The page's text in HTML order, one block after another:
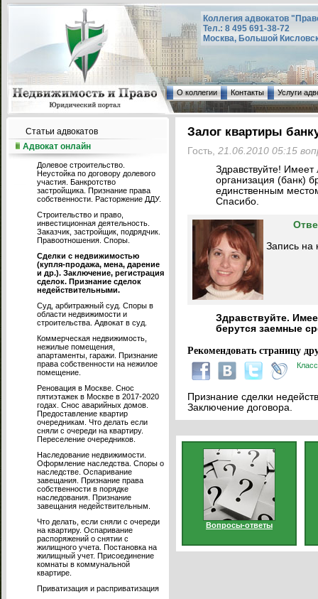
Коллегия адвокатов
Тел.: 8 495 691-38-72
Москва, Большой
О коллегии Контакты Услуги
Статьи адвокатов
Адвокат онлайн
Долевое строительство.
Неустойка по договору долевого
участия. Банкротство
застройщика. Признание права
собственности. Расторжение ДДУ.
Строительство и право,
инвестиционная деятельность.
Заказчик, застройщик, подрядчик.
Правоотношения. Споры.
Сделки с недвижимостью
(купля-продажа, мена, дарение
и др.). Заключение, регистрация
сделок. Признание сделок
недействительными.
Суд, арбитражный суд. Споры в
области недвижимости и
строительства. Адвокат в суд.
Коммерческая недвижимость,
нежилые помещения,
апартаменты, гаражи. Признание
права собственности на нежилое
помещение.
Реновация в Москве. Снос
пятиэтажек в Москве в 2017-2020
годах. Снос аварийных домов.
Предоставление квартир
очередникам. Что делать если
сняли с очереди на квартиру.
Переселение очередников.
Наследование недвижимости.
Оформление наследства. Споры о
наследстве. Оспаривание
завещания. Признание права
собственности в порядке
наследования. Признание
завещания недействительным.
Что делать, если сняли с очереди
на квартиру. Оспаривание
распоряжений о снятии с
жилищного учета. Постановка на
жилищный учет. Присоединение
комнаты в коммунальной
квартире.
Приватизация и расприватизация
Залог квартиры
Гость, 21.06.2010 05:15
Здравствуйте! Имеет
организация (банк)
единственным
Спасибо.
Запись на
Здравствуйте.
берутся заемные
Рекомендовать страницу
Признание сделки
Заключение договора.
Вопросы-ответы